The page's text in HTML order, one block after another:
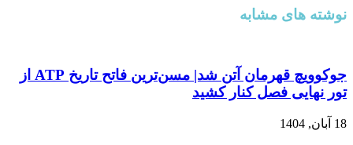
نوشته های مشابه
جوکوویچ قهرمان آتن شد| مسن‌ترین فاتح تاریخ ATP از
تور نهایی فصل کنار کشید
18 آبان, 1404